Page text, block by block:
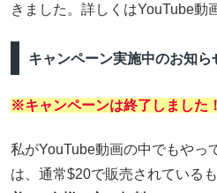
きました。詳しくはYouTube動
キャンペーン実施中のお知ら
※キャンペーンは終了しました！
私がYouTube動画の中でもやっ
は、通常$20で販売されている